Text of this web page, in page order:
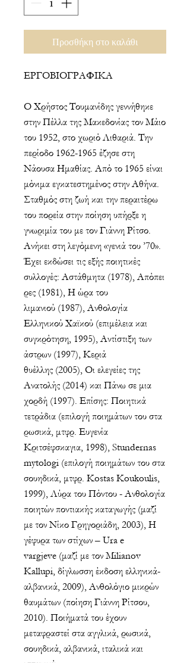
Προσθήκη στο καλάθι
ΕΡΓΟΒΙΟΓΡΑΦΙΚΑ
Ο Χρήστος Τουμανίδης γεννήθηκε
στην Πέλλα της Μακεδονίας τον Μάιο
του 1952, στο χωριό Λιθαριά. Την
περίοδο 1962-1965 έζησε στη
Νάουσα Ημαθίας. Από το 1965 είναι
μόνιμα εγκατεστημένος στην Αθήνα.
Σταθμός στη ζωή και την περαιτέρω
του πορεία στην ποίηση υπήρξε η
γνωριμία του με τον Γιάννη Ρίτσο.
Ανήκει στη λεγόμενη «γενιά του ’70».
Έχει εκδώσει τις εξής ποιητικές
συλλογές: Aστάθμητα (1978), Απόπει
ρες (1981), Η ώρα του
λιμανιού (1987), Ανθολογία
Ελληνικού Χαϊκού (επιμέλεια και
συγκρότηση, 1995), Αντίστιξη των
άστρων (1997), Κεριά
θυέλλης (2005), Οι ελεγείες της
Ανατολής (2014) και Πάνω σε μια
χορδή (1997). Επίσης: Ποιητικά
τετράδια (επιλογή ποιημάτων του στα
ρωσικά, μτφρ. Ευγενία
Κριτσέφσκαγια, 1998), Stundernas
mytologi (επιλογή ποιημάτων του στα
σουηδικά, μτφρ. Kostas Koukoulis,
1999), Λύρα του Πόντου - Ανθολογία
ποιητών ποντιακής καταγωγής (μαζί
με τον Νίκο Γρηγοριάδη, 2003), Η
γέφυρα των στίχων – Ura e
vargjeve (μαζί με τον Milianov
Kallupi, δίγλωσση έκδοση ελληνικά-
αλβανικά, 2009), Ανθολόγιο μικρών
θαυμάτων (ποίηση Γιάννη Ρίτσου,
2010). Ποιήματά του έχουν
μεταφραστεί στα αγγλικά, ρωσικά,
σουηδικά, αλβανικά, ιταλικά και